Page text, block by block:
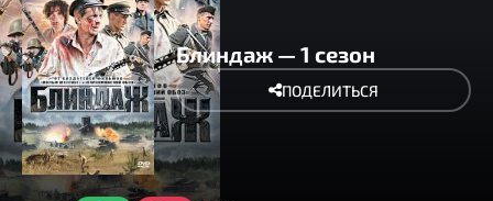
Блиндаж — 1 сезон
ПОДЕЛИТЬСЯ